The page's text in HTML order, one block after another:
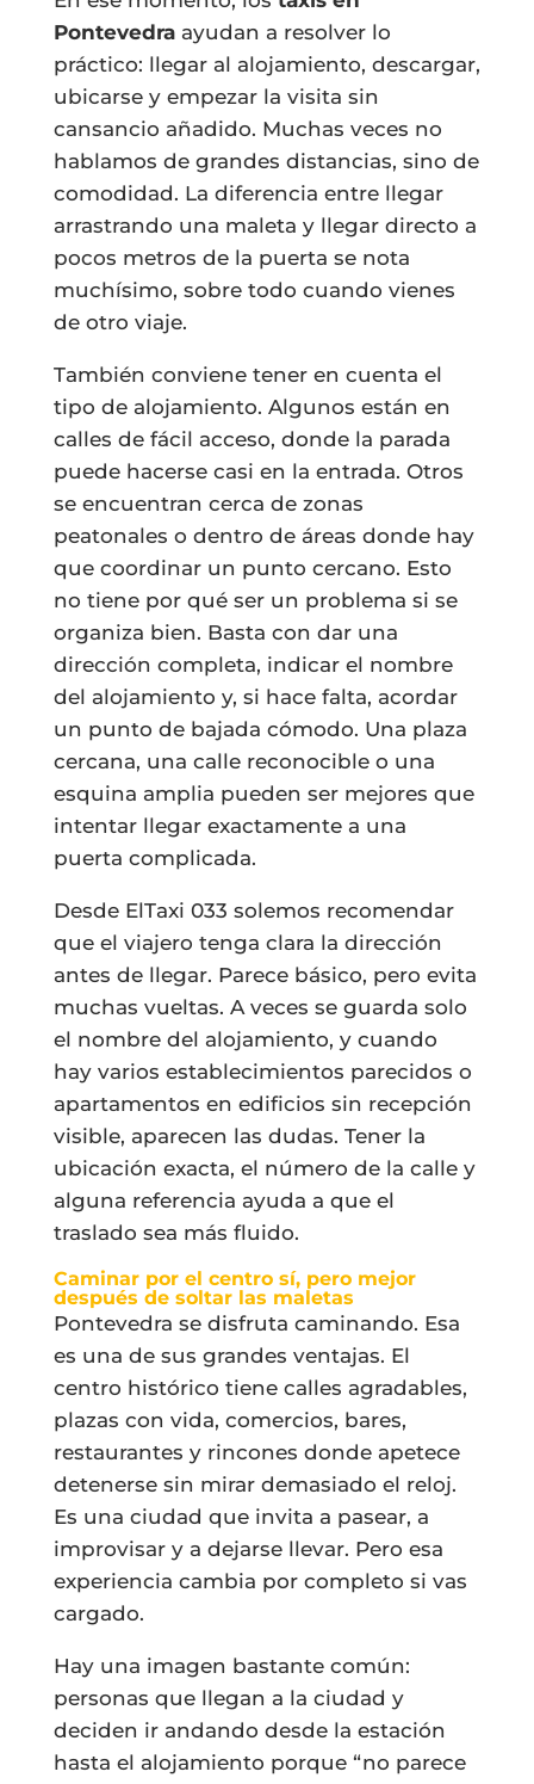
Pontevedraayudan a resolver lo
práctico: llegar al alojamiento, descargar,
ubicarse y empezar la visita sin
cansancio añadido. Muchas veces no
hablamos de grandes distancias, sino de
comodidad. La diferencia entre llegar
arrastrando una maleta y llegar directo a
pocos metros de la puerta se nota
muchísimo, sobre todo cuando vienes
de otro viaje.
También conviene tener en cuenta el
tipo de alojamiento. Algunos están en
calles de fácil acceso, donde la parada
puede hacerse casi en la entrada. Otros
se encuentran cerca de zonas
peatonales o dentro de áreas donde hay
que coordinar un punto cercano. Esto
no tiene por qué ser un problema si se
organiza bien. Basta con dar una
dirección completa, indicar el nombre
del alojamiento y, si hace falta, acordar
un punto de bajada cómodo. Una plaza
cercana, una calle reconocible o una
esquina amplia pueden ser mejores que
intentar llegar exactamente a una
puerta complicada.
Desde ElTaxi 033 solemos recomendar
que el viajero tenga clara la dirección
antes de llegar. Parece básico, pero evita
muchas vueltas. A veces se guarda solo
el nombre del alojamiento, y cuando
hay varios establecimientos parecidos o
apartamentos en edificios sin recepción
visible, aparecen las dudas. Tener la
ubicación exacta, el número de la calle y
alguna referencia ayuda a que el
traslado sea más fluido.
Caminar por el centro sí, pero mejor
después de soltar las maletas
Pontevedra se disfruta caminando. Esa
es una de sus grandes ventajas. El
centro histórico tiene calles agradables,
plazas con vida, comercios, bares,
restaurantes y rincones donde apetece
detenerse sin mirar demasiado el reloj.
Es una ciudad que invita a pasear, a
improvisar y a dejarse llevar. Pero esa
experiencia cambia por completo si vas
cargado.
Hay una imagen bastante común:
personas que llegan a la ciudad y
deciden ir andando desde la estación
hasta el alojamiento porque “no parece